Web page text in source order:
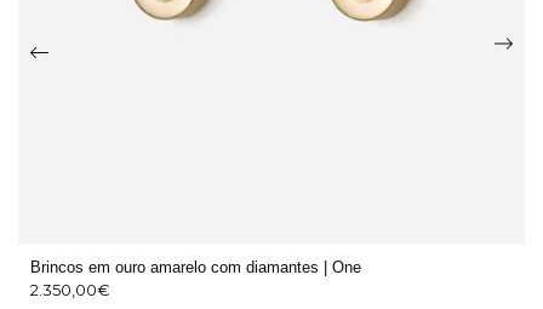
Brincos em ouro amarelo com diamantes | One
2.350,00€